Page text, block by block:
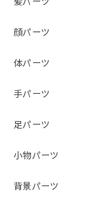
顔パーツ
体パーツ
手パーツ
足パーツ
小物パーツ
背景パーツ